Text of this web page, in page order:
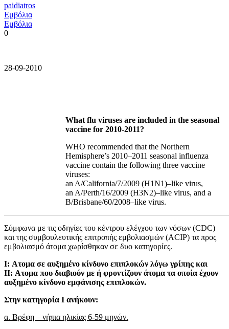
paidiatros
Εμβόλια
Εμβόλια
0
28-09-2010
What flu viruses are included in the seasonal
vaccine for 2010-2011?
WHO recommended that the Northern
Hemisphere’s 2010–2011 seasonal influenza
vaccine contain the following three vaccine
viruses:
an A/California/7/2009 (H1N1)–like virus,
an A/Perth/16/2009 (H3N2)–like virus, and a
B/Brisbane/60/2008–like virus.
Σύμφωνα με τις οδηγίες του κέντρου ελέγχου των νόσων (CDC)
και της συμβουλευτικής επιτροπής εμβολιασμών (ACIP) τα προς
εμβο­λιασμό άτομα χωρίσθηκαν σε δυο κατηγορίες.
Ι: Aτομα σε αυξημένο κίνδυνο επιπλοκών λόγω γρίπης και
II: Ατομα που διαβιούν με ή φροντίζουν άτομα τα οποία έχουν
αυξημένο κίνδυνο εμφάνισης επιπλοκών.
Στην κατηγορία Ι ανήκουν:
α. Βρέφη – νήπια ηλικίας 6-59 μηνών.